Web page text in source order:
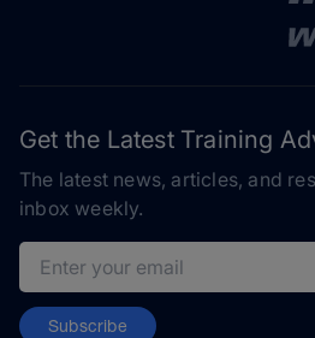
Get the Latest Training
The latest news, articles, and
inbox weekly.
Email address
Subscribe